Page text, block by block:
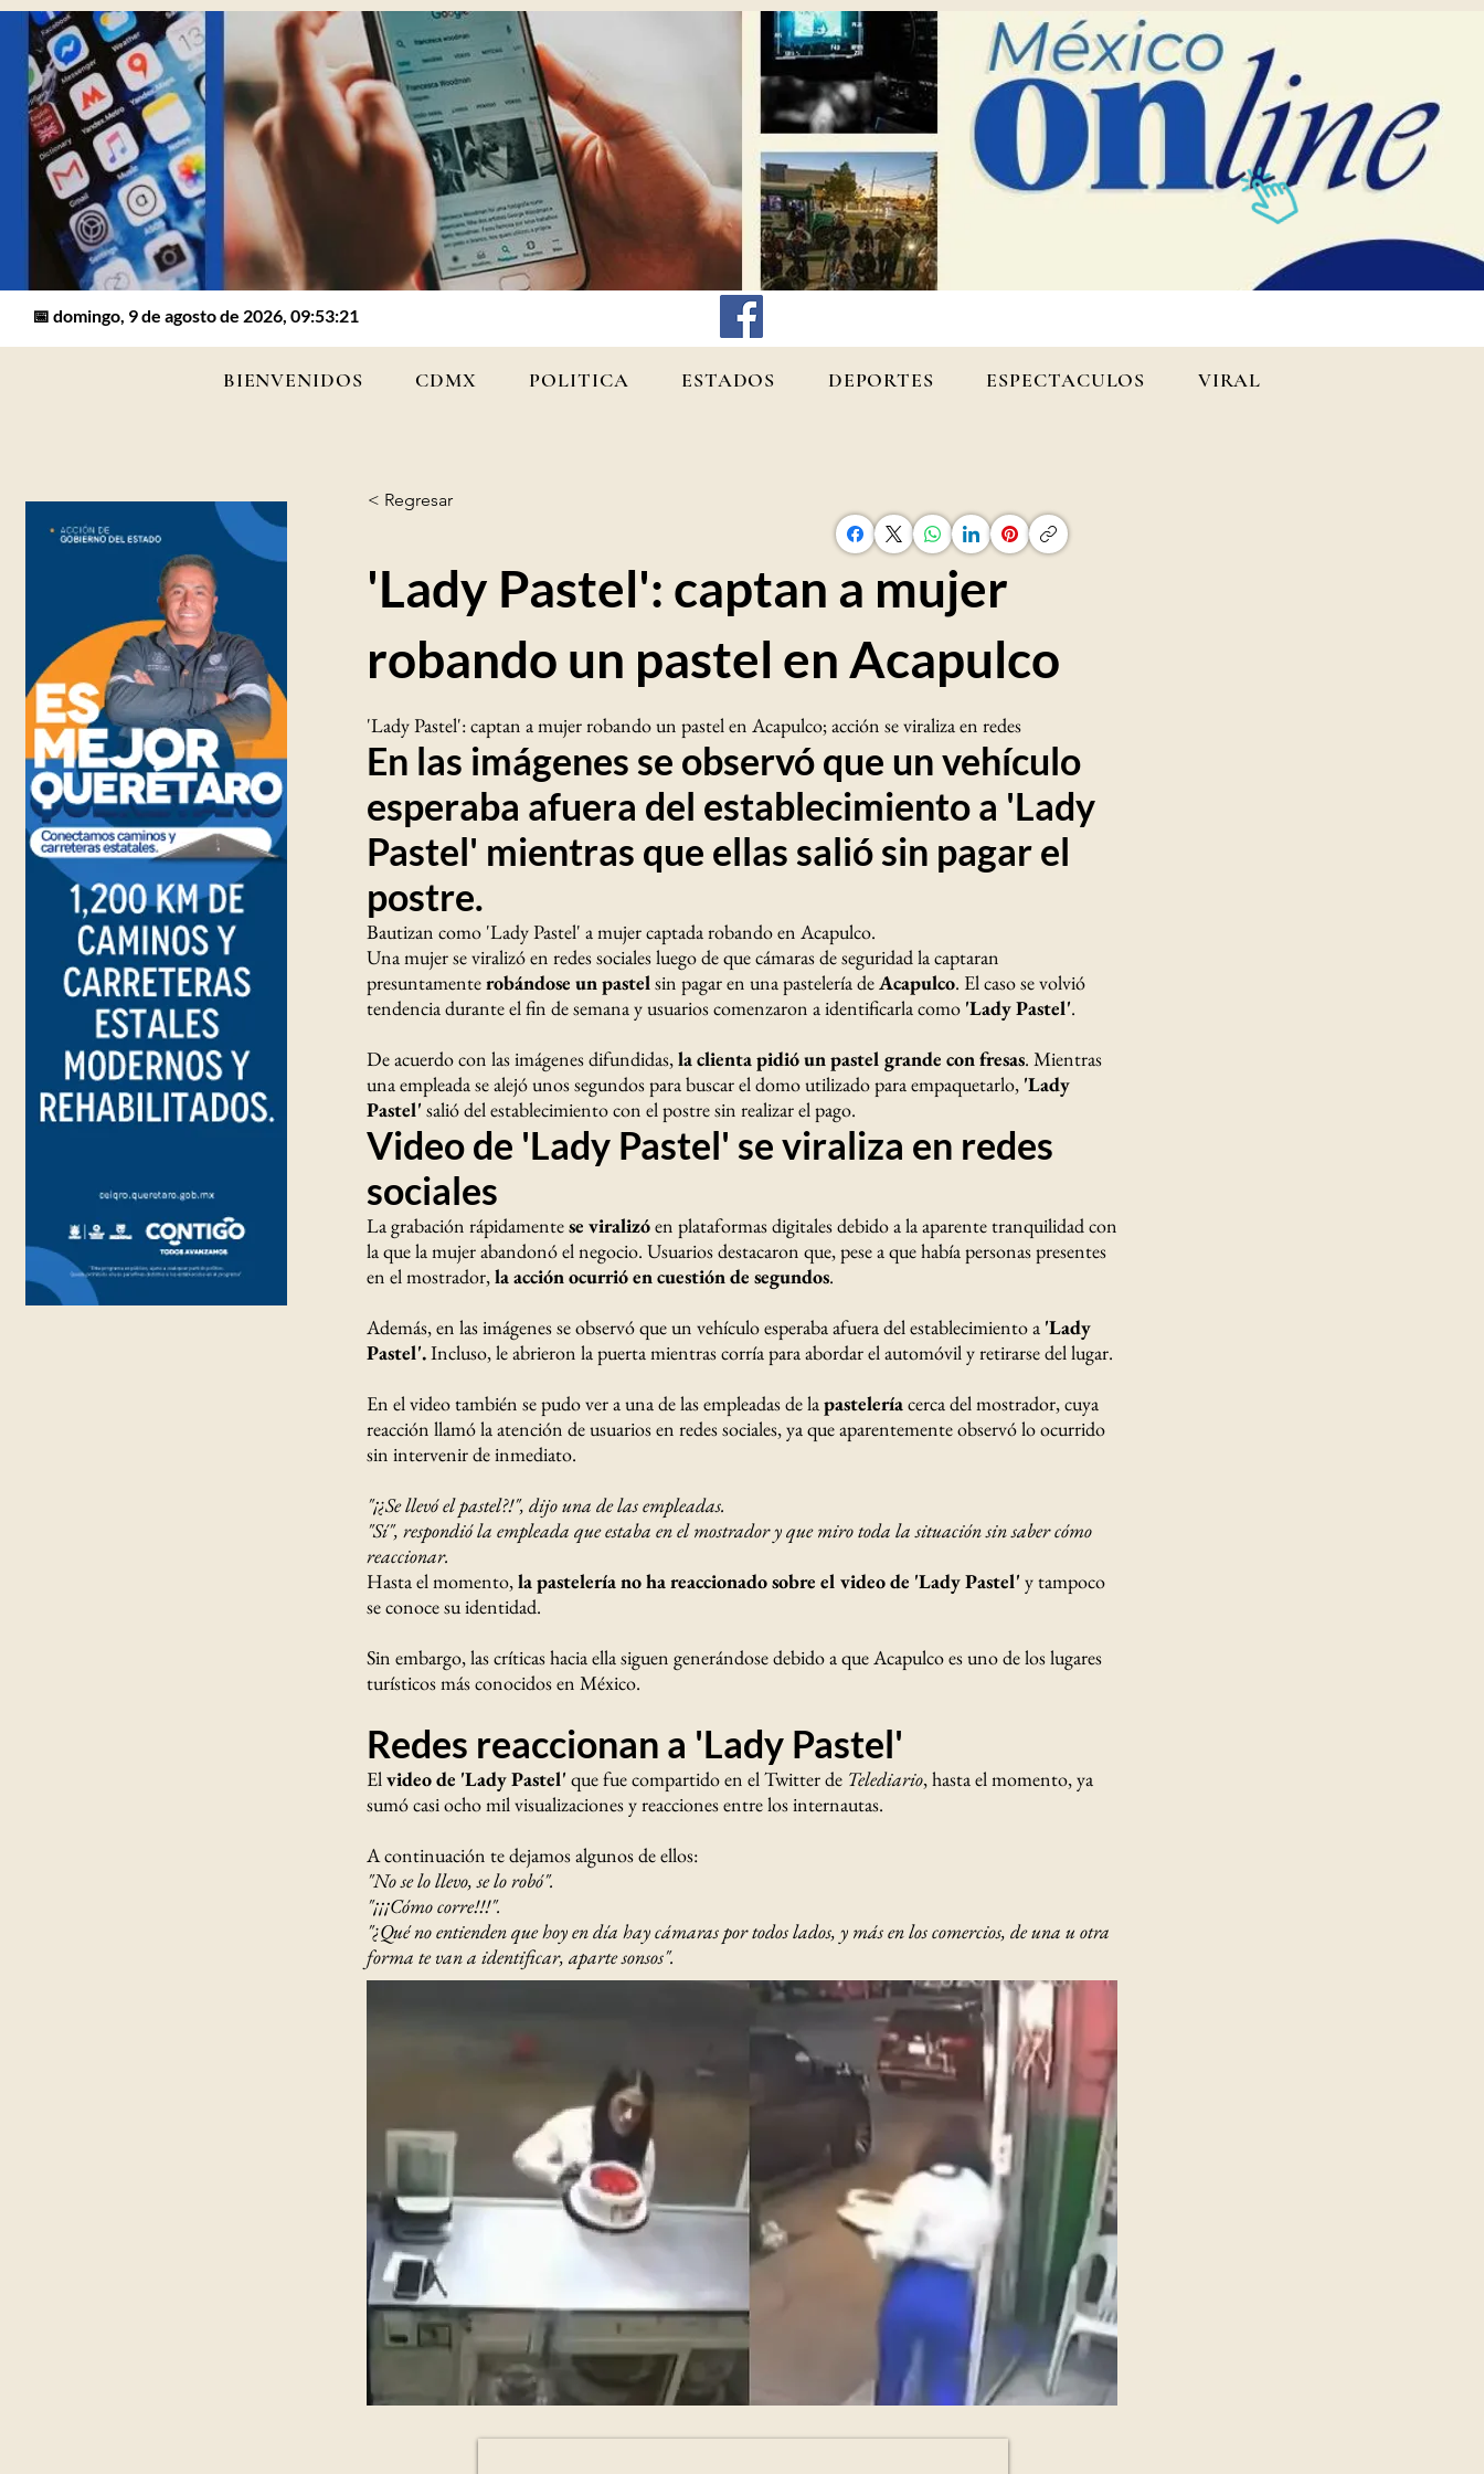
📅 domingo, 9 de agosto de 2026, 09:53:21
BIENVENIDOS CDMX POLITICA ESTADOS DEPORTES ESPECTACULOS VIRAL
< Regresar
'Lady Pastel': captan a mujer
robando un pastel en Acapulco
'Lady Pastel': captan a mujer robando un pastel en Acapulco; acción se viraliza en redes
En las imágenes se observó que un vehículo
esperaba afuera del establecimiento a 'Lady
Pastel' mientras que ellas salió sin pagar el
postre.
Bautizan como 'Lady Pastel' a mujer captada robando en Acapulco.
Una mujer se viralizó en redes sociales luego de que cámaras de seguridad la captaran
presuntamenterobándose un pastelsin pagar en una pastelería deAcapulco. El caso se volvió
tendencia durante el fin de semana y usuarios comenzaron a identificarla como 'Lady Pastel'.
De acuerdo con las imágenes difundidas,la clienta pidió un pastel grande con fresas. Mientras
una empleada se alejó unos segundos para buscar el domo utilizado para empaquetarlo, 'Lady
Pastel' salió del establecimiento con el postre sin realizar el pago.
Video de 'Lady Pastel' se viraliza en redes
sociales
La grabación rápidamentese viralizóen plataformas digitales debido a la aparente tranquilidad con
la que la mujer abandonó el negocio. Usuarios destacaron que, pese a que había personas presentes
en el mostrador,la acción ocurrió en cuestión de segundos.
Además, en las imágenes se observó que un vehículo esperaba afuera del establecimiento a 'Lady
Pastel'.Incluso, le abrieron la puerta mientras corría para abordar el automóvil y retirarse del lugar.
En el video también se pudo ver a una de las empleadas de lapasteleríacerca del mostrador, cuya
reacción llamó la atención de usuarios en redes sociales, ya que aparentemente observó lo ocurrido
sin intervenir de inmediato.
"¡¿Se llevó el pastel?!", dijo una de las empleadas.
"Sí", respondió la empleada que estaba en el mostrador y que miro toda la situación sin saber cómo
reaccionar.
Hasta el momento,la pastelería no ha reaccionado sobre el video de 'Lady Pastel' y tampoco
se conoce su identidad.
Sin embargo, las críticas hacia ella siguen generándose debido a que Acapulco es uno de los lugares
turísticos más conocidos en México.
Redes reaccionan a 'Lady Pastel'
Elvideo de 'Lady Pastel' que fue compartido en el Twitter de Telediario, hasta el momento, ya
sumó casi ocho mil visualizaciones y reacciones entre los internautas.
A continuación te dejamos algunos de ellos:
"No se lo llevo, se lo robó".
"¡¡¡Cómo corre!!!".
"¿Qué no entienden que hoy en día hay cámaras por todos lados, y más en los comercios, de una u otra
forma te van a identificar, aparte sonsos".